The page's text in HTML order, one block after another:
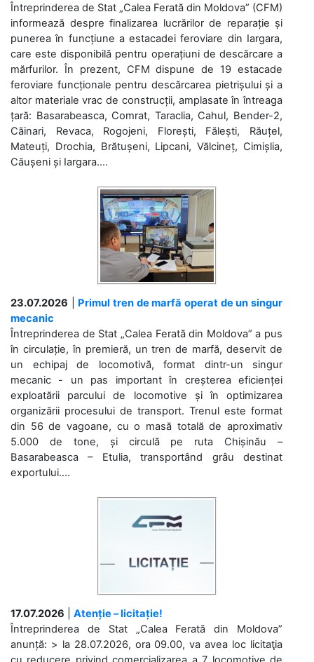
Întreprinderea de Stat „Calea Ferată din Moldova” (CFM)
informează despre finalizarea lucrărilor de reparație și
punerea în funcțiune a estacadei feroviare din Iargara,
care este disponibilă pentru operațiuni de descărcare a
mărfurilor. În prezent, CFM dispune de 19 estacade
feroviare funcționale pentru descărcarea pietrișului și a
altor materiale vrac de construcții, amplasate în întreaga
țară: Basarabeasca, Comrat, Taraclia, Cahul, Bender-2,
Căinari, Revaca, Rogojeni, Florești, Fălești, Răuțel,
Mateuți, Drochia, Brătușeni, Lipcani, Vălcineț, Cimișlia,
Căușeni și Iargara....
23.07.2026
Primul tren de marfă operat de un singur
mecanic
Întreprinderea de Stat „Calea Ferată din Moldova” a pus
în circulație, în premieră, un tren de marfă, deservit de
un echipaj de locomotivă, format dintr-un singur
mecanic - un pas important în creșterea eficienței
exploatării parcului de locomotive și în optimizarea
organizării procesului de transport. Trenul este format
din 56 de vagoane, cu o masă totală de aproximativ
5.000 de tone, și circulă pe ruta Chișinău –
Basarabeasca – Etulia, transportând grâu destinat
exportului....
17.07.2026
Atenție – licitație!
Întreprinderea de Stat „Calea Ferată din Moldova”
anunță: > la 28.07.2026, ora 09.00, va avea loc licitaţia